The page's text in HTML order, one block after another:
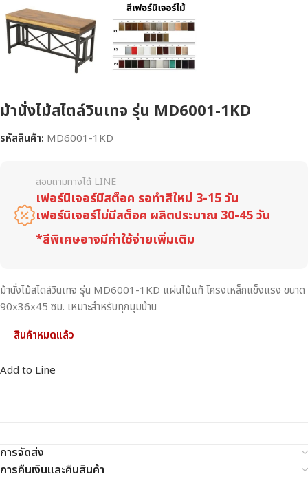
ม้านั่งไม้สไตล์วินเทจ รุ่น MD6001-1KD
รหัสสินค้า: MD6001-1KD
สอบถามทางได้ LINE
เฟอร์นิเจอร์มีสต็อค รอทำสีใหม่ 3-15 วัน
เฟอร์นิเจอร์ไม่มีสต็อค ผลิตประมาณ 30-45 วัน
*สีพิเศษอาจมีค่าใช้จ่ายเพิ่มเติม
ม้านั่งไม้สไตล์วินเทจ รุ่น MD6001-1KD แผ่นไม้แท้ โครงเหล็กแข็งแรง ขนาด
90x36x45 ซม. เหมาะสำหรับทุกมุมบ้าน
สินค้าหมดแล้ว
Add to Line
การจัดส่ง
การคืนเงินและคืนสินค้า